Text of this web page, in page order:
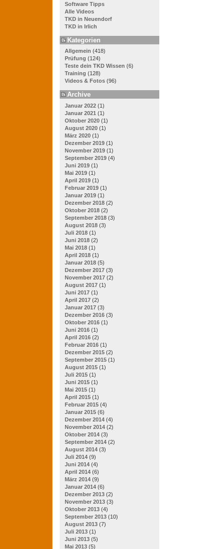
Software Tipps
Alle Videos
TKD in Neuendorf
TKD in Irlich
Kategorien
Allgemein (418)
Prüfung (124)
Teste dein TKD Wissen (6)
Training (128)
Videos & Fotos (96)
Archive
Januar 2022 (1)
Januar 2021 (1)
Oktober 2020 (1)
August 2020 (1)
März 2020 (1)
Dezember 2019 (1)
November 2019 (1)
September 2019 (4)
Juni 2019 (1)
Mai 2019 (1)
April 2019 (1)
Februar 2019 (1)
Januar 2019 (1)
Dezember 2018 (2)
Oktober 2018 (2)
September 2018 (3)
August 2018 (3)
Juli 2018 (1)
Juni 2018 (2)
Mai 2018 (1)
April 2018 (1)
Januar 2018 (5)
Dezember 2017 (3)
November 2017 (2)
August 2017 (1)
Juni 2017 (1)
April 2017 (2)
Januar 2017 (3)
Dezember 2016 (3)
Oktober 2016 (1)
Juni 2016 (1)
April 2016 (2)
Februar 2016 (1)
Dezember 2015 (2)
September 2015 (1)
August 2015 (1)
Juli 2015 (1)
Juni 2015 (1)
Mai 2015 (1)
April 2015 (1)
Februar 2015 (4)
Januar 2015 (6)
Dezember 2014 (4)
November 2014 (2)
Oktober 2014 (3)
September 2014 (2)
August 2014 (3)
Juli 2014 (9)
Juni 2014 (4)
April 2014 (6)
März 2014 (9)
Januar 2014 (6)
Dezember 2013 (2)
November 2013 (3)
Oktober 2013 (4)
September 2013 (10)
August 2013 (7)
Juli 2013 (1)
Juni 2013 (5)
Mai 2013 (5)